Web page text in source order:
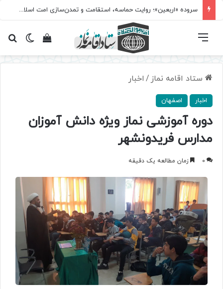
سروده‌ «اربعین»؛ روایت حماسه، استقامت و تمدن‌سازی امت اسلامی
تغییرمشاهده فهرست
ستاد اقامه نماز / اخبار
اخبار اصفهان
دوره آموزشی نماز ویژه دانش آموزان
مدارس فریدونشهر
0 زمان مطالعه یک دقیقه